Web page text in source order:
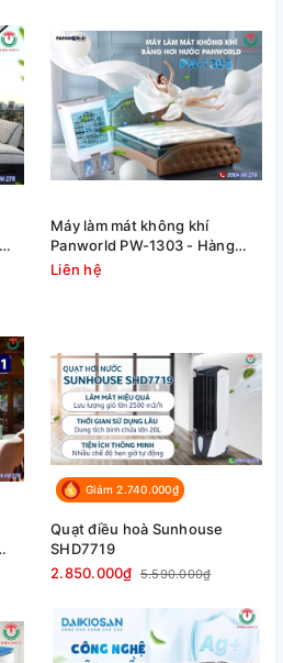
Máy làm mát không khí
Panworld PW-1303 - Hàng
chính hãng
Liên hệ
Giảm 2.740.000₫
Quạt điều hoà Sunhouse
SHD7719
2.850.000₫ 5.590.000₫